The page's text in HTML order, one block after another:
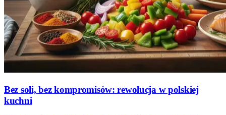
Bez soli, bez kompromisów: rewolucja w polskiej
kuchni